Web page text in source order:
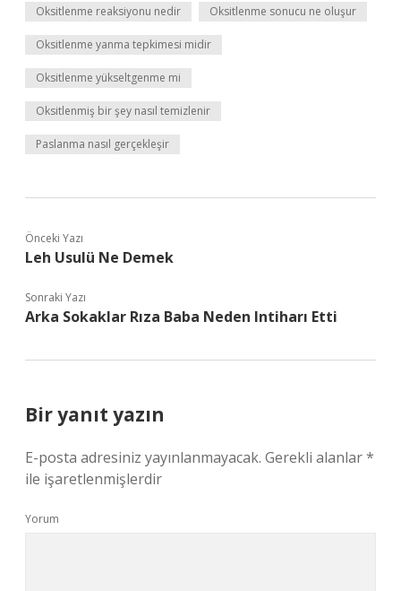
Oksitlenme reaksiyonu nedir Oksitlenme sonucu ne oluşur
Oksitlenme yanma tepkimesi midir
Oksitlenme yükseltgenme mi
Oksitlenmiş bir şey nasıl temizlenir
Paslanma nasıl gerçekleşir
Önceki Yazı
Leh Usulü Ne Demek
Sonraki Yazı
Arka Sokaklar Rıza Baba Neden Intiharı Etti
Bir yanıt yazın
E-posta adresiniz yayınlanmayacak. Gerekli alanlar*
ile işaretlenmişlerdir
Yorum